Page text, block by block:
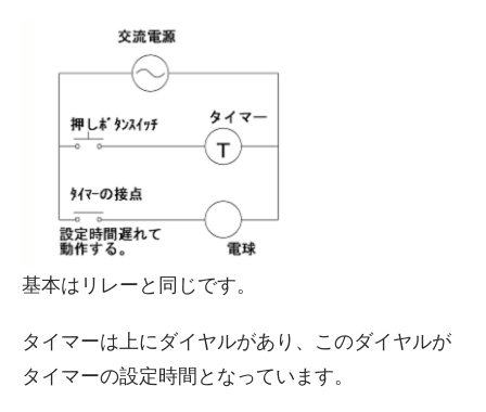
基本はリレーと同じです。
タイマーは上にダイヤルがあり、このダイヤルが
タイマーの設定時間となっています。